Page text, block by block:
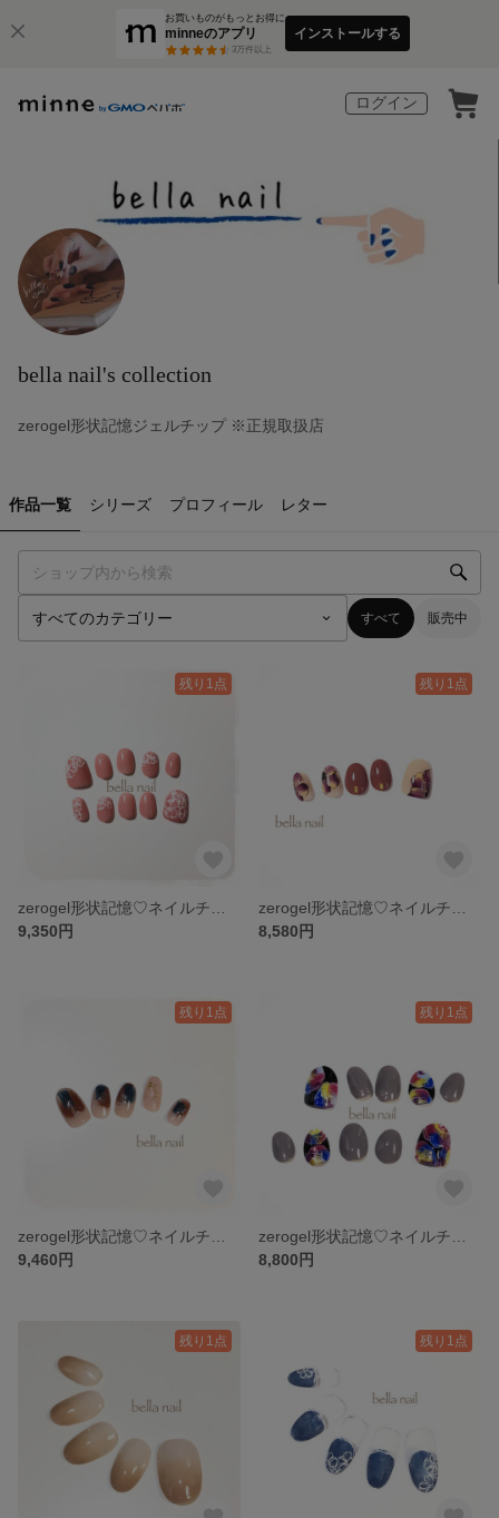
お買いものがもっとお得に
minneのアプリ
3万件以上
インストールする
ログイン
bella nail's collection
zerogel形状記憶ジェルチップ ※正規取扱店
作品一覧 シリーズ プロフィール レター
すべて 販売中
残り1点
9,350円
残り1点
8,580円
残り1点
9,460円
残り1点
8,800円
残り1点 残り1点